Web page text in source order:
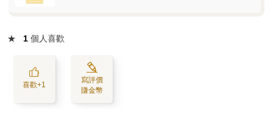
★ 1 個人喜歡
喜歡+1
寫評價
賺金幣